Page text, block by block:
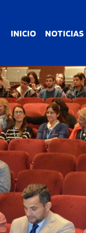
INICIO NOTICIAS